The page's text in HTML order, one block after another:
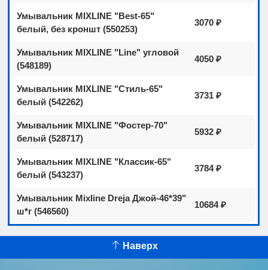
Умывальник MIXLINE "Best-65"
белый, без кроншт (550253)
3070 ₽
Умывальник MIXLINE "Line" угловой
(548189)
4050 ₽
Умывальник MIXLINE "Стиль-65"
белый (542262)
3731 ₽
Умывальник MIXLINE "Фостер-70"
белый (528717)
5932 ₽
Умывальник MIXLINE "Классик-65"
белый (543237)
3784 ₽
Умывальник Mixline Dreja Джой-46*39"
ш*г (546560)
10684 ₽
Наверх